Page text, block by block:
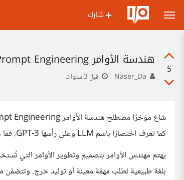
شارك
5
هندسة الأوامر Prompt Engineering
قبل 3 سنوات
كما تعرف اختصارًا باسم LLM وعلى رأسها GPT-3، فما هي هندسة الأوامر؟
يهتم مهندس الأوامر بتصميم وتطوير الأوامر التي
بلغة طبيعية لطلب مهمّة معينة أو توليد خرج. وتتضمّن